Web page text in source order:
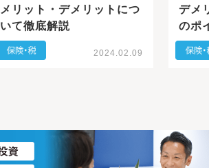
メリット・デメリットにつ
いて徹底解説
2024.02.09
デメ
のポ